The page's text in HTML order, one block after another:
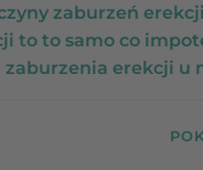
zaburzeń
to to samo co
erekcji u